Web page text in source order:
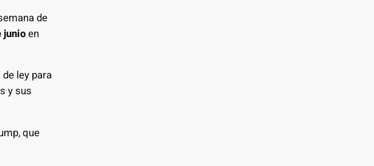
de
junioen
ley para
y sus
que